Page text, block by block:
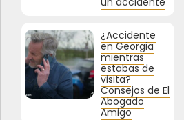
¿Accidente
en Georgia
mientras
estabas de
visita?
Consejos de El
Abogado
Amigo